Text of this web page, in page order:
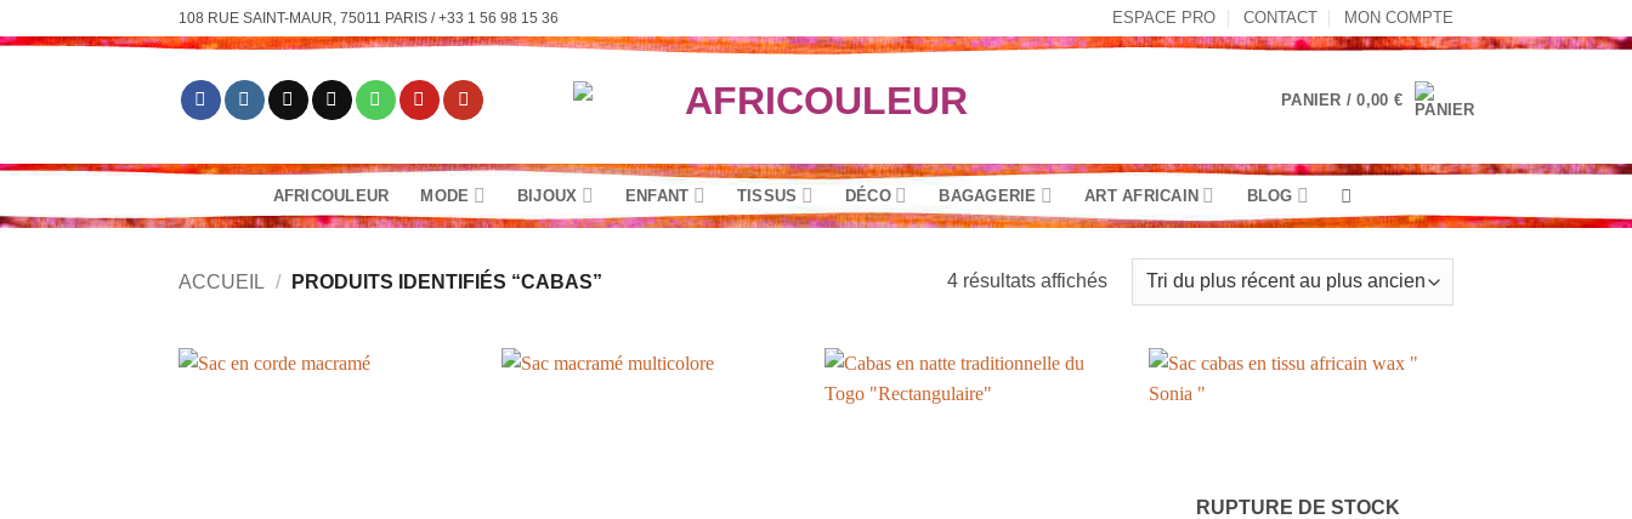
au
108 RUE SAINT-MAUR, 75011 PARIS / +33 1 56 98 15 36 ESPACE PRO CONTACT MON COMPTE
PANIER /0,00 €
AFRICOULEUR MODE BIJOUX ENFANT TISSUS DÉCO BAGAGERIE ART AFRICAIN BLOG
ACCUEIL / PRODUITS IDENTIFIÉS “CABAS” 4 résultats affichésTrié
récent
RUPTURE DE STOCK